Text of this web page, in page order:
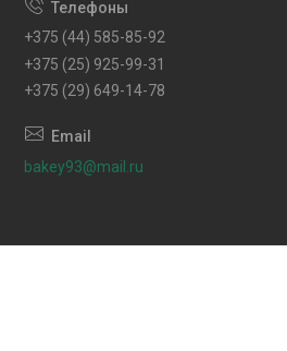
+375 (44) 585-85-92
+375 (25) 925-99-31
+375 (29) 649-14-78
bakey93@mail.ru